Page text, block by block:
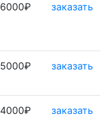
6000₽ заказать
5000₽ заказать
4000₽ заказать